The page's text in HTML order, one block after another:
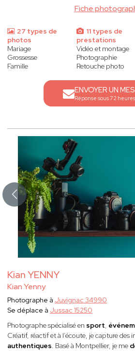
Fiche
27 types de
photos
Mariage
Grossesse
Famille
11 types de
prestations
Vidéo et montage
Photographie
Retouche photo
ENVOYER UN
Réponse sous 72 heures
Kian YENNY
Kian Yenny
Photographe à Juvignac 34990
Se déplace à Jussac 15250
Photographe spécialisé en sport,
Créatif, réactif et à l’écoute, je capture des
authentiques. Basé à Montpellier, je me